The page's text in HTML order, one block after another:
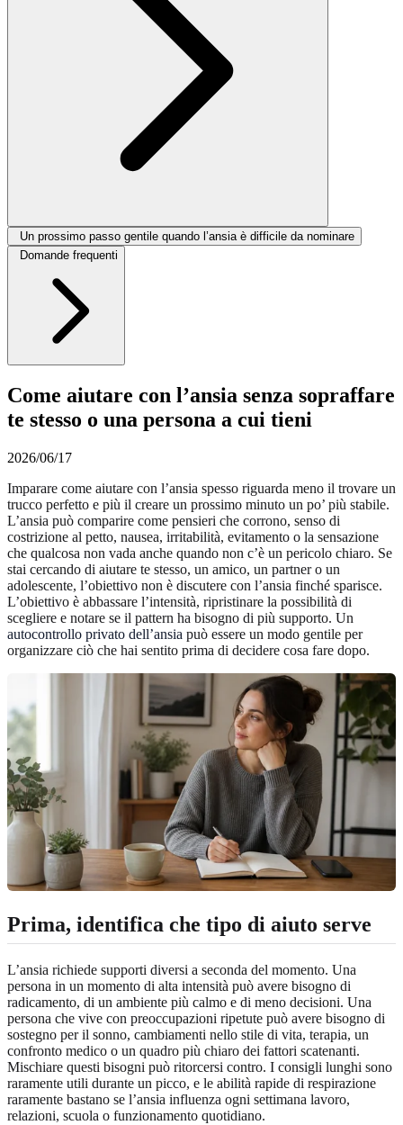
Un prossimo passo gentile quando l’ansia è difficile da nominare
Domande frequenti
Come aiutare con l’ansia senza sopraffare
te stesso o una persona a cui tieni
2026/06/17
Imparare come aiutare con l’ansia spesso riguarda meno il trovare un
trucco perfetto e più il creare un prossimo minuto un po’ più stabile.
L’ansia può comparire come pensieri che corrono, senso di
costrizione al petto, nausea, irritabilità, evitamento o la sensazione
che qualcosa non vada anche quando non c’è un pericolo chiaro. Se
stai cercando di aiutare te stesso, un amico, un partner o un
adolescente, l’obiettivo non è discutere con l’ansia finché sparisce.
L’obiettivo è abbassare l’intensità, ripristinare la possibilità di
scegliere e notare se il pattern ha bisogno di più supporto. Un
autocontrollo privato dell’ansia può essere un modo gentile per
organizzare ciò che hai sentito prima di decidere cosa fare dopo.
Prima, identifica che tipo di aiuto serve
L’ansia richiede supporti diversi a seconda del momento. Una
persona in un momento di alta intensità può avere bisogno di
radicamento, di un ambiente più calmo e di meno decisioni. Una
persona che vive con preoccupazioni ripetute può avere bisogno di
sostegno per il sonno, cambiamenti nello stile di vita, terapia, un
confronto medico o un quadro più chiaro dei fattori scatenanti.
Mischiare questi bisogni può ritorcersi contro. I consigli lunghi sono
raramente utili durante un picco, e le abilità rapide di respirazione
raramente bastano se l’ansia influenza ogni settimana lavoro,
relazioni, scuola o funzionamento quotidiano.